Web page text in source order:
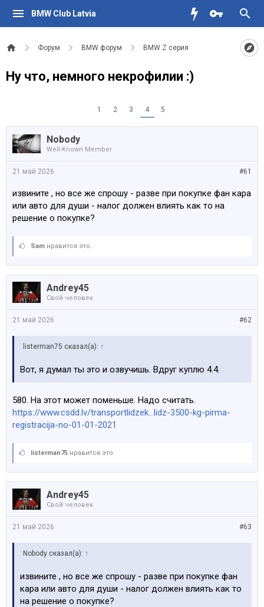
BMW Club Latvia
Форум BMW форум BMW Z серия
Ну что, немного некрофилии :)
1 2 3 4 5
Nobody
Well-Known Member
#61
21 май 2026
извините , но все же спрошу - разве при покупке фан кара
или авто для души - налог должен влиять как то на
решение о покупке?
Sam нравится это.
Andrey45
Свой человек
#62
21 май 2026
listerman75 сказал(а): ↑
Вот, я думал ты это и озвучишь. Вдруг куплю 4.4.
580. На этот может поменьше. Надо считать.
https://www.csdd.lv/transportlidzek...lidz-3500-kg-pirma-
registracija-no-01-01-2021
listerman75 нравится это.
Andrey45
Свой человек
#63
21 май 2026
Nobody сказал(а): ↑
извините , но все же спрошу - разве при покупке фан
кара или авто для души - налог должен влиять как то
на решение о покупке?